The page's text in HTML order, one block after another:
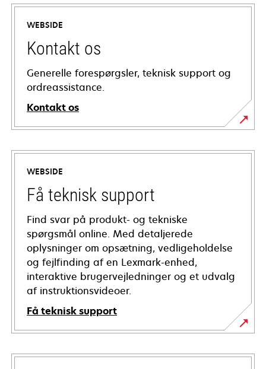
WEBSIDE
Kontakt os
Generelle forespørgsler, teknisk support og
ordreassistance.
Kontakt os
WEBSIDE
Få teknisk support
Find svar på produkt- og tekniske
spørgsmål online. Med detaljerede
oplysninger om opsætning, vedligeholdelse
og fejlfinding af en Lexmark-enhed,
interaktive brugervejledninger og et udvalg
af instruktionsvideoer.
Få teknisk support
opens
in